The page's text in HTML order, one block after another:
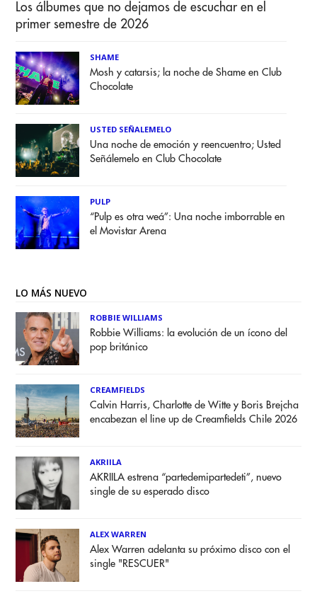
Los álbumes que no dejamos de escuchar en el
primer semestre de 2026
SHAME
Mosh y catarsis; la noche de Shame en Club
Chocolate
USTED SEÑALEMELO
Una noche de emoción y reencuentro; Usted
Señálemelo en Club Chocolate
PULP
“Pulp es otra weá”: Una noche imborrable en
el Movistar Arena
LO MÁS NUEVO
ROBBIE WILLIAMS
Robbie Williams: la evolución de un ícono del
pop británico
CREAMFIELDS
Calvin Harris, Charlotte de Witte y Boris Brejcha
encabezan el line up de Creamfields Chile 2026
AKRIILA
AKRIILA estrena “partedemipartedeti”, nuevo
single de su esperado disco
ALEX WARREN
Alex Warren adelanta su próximo disco con el
single "RESCUER"